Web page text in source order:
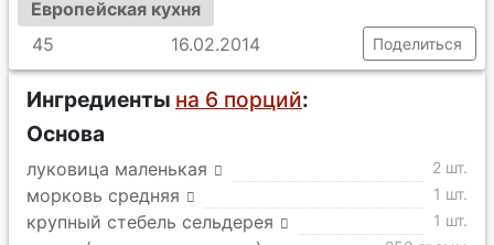
Европейская кухня
45
16.02.2014 Поделиться
Ингредиенты на 6 порций:
Основа
луковица маленькая 2 шт.
морковь средняя 1 шт.
крупный стебель сельдерея 1 шт.